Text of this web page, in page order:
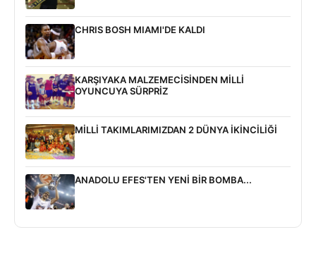
CHRIS BOSH MIAMI'DE KALDI
KARŞIYAKA MALZEMECİSİNDEN MİLLİ
OYUNCUYA SÜRPRİZ
MİLLİ TAKIMLARIMIZDAN 2 DÜNYA İKİNCİLİĞİ
ANADOLU EFES'TEN YENİ BİR BOMBA...